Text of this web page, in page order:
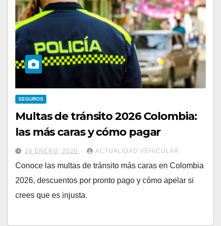
SEGUROS
Multas de tránsito 2026 Colombia:
las más caras y cómo pagar
28 ENERO, 2026 ACTUALIDAD VEHICULAR
Conoce las multas de tránsito más caras en Colombia
2026, descuentos por pronto pago y cómo apelar si
crees que es injusta.